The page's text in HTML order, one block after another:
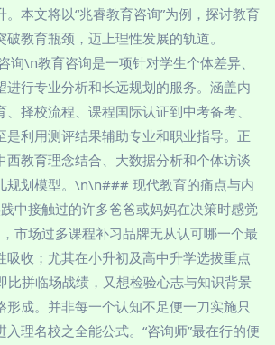
。本文将以“兆睿教育咨询”为例，探讨教育
教育瓶颈，迈上理性发展的轨道。
\n教育咨询是一项针对学生个体差异、
进行专业分析和长远规划的服务。涵盖内
择校流程、课程国际认证到中考备考、
是利用测评结果辅助专业和职业指导。正
西教育理念结合、大数据分析和个体访谈
规划模型。\n\n### 现代教育的痛点与内
中接触过的许多爸爸或妈妈在决策时感觉
市场过多课程补习品牌无从认可哪一个最
吸收；尤其在小升初及高中升学选拔重点
比拼临场战绩，又想检验心志与知识背景
形成。并非每一个认知不足便一刀实施只
理名校之全能公式。“咨询师”最在行的便